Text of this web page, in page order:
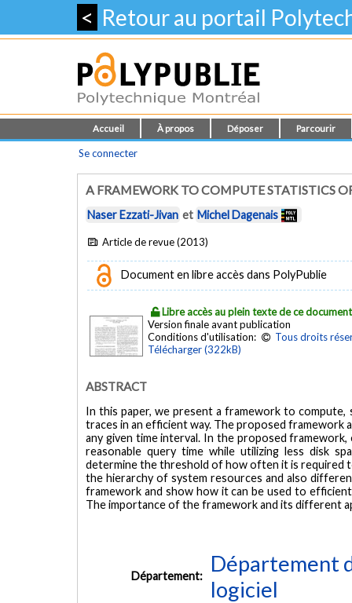
< Retour au portail
Accueil À propos Déposer Parcourir
Se connecter
A FRAMEWORK TO COMPUTE STATISTICS
Naser Ezzati-Jivan et Michel Dagenais
Article de revue (2013)
Document en libre accès dans PolyPublie
Libre accès au plein texte de ce document
Version finale avant publication
Conditions d'utilisation:
Tous droits
Télécharger (322kB)
ABSTRACT
In this paper, we present a framework to
traces in an efficient way. The proposed
any given time interval. In the proposed
reasonable query time while utilizing less disk
determine the threshold of how often it is required
the hierarchy of system resources and also
framework and show how it can be used to
The importance of the framework and its different
Département:
Département
logiciel